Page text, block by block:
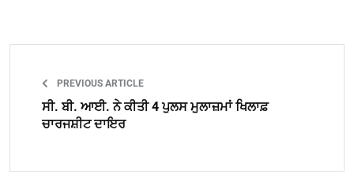
PREVIOUS ARTICLE
ਸੀ. ਬੀ. ਆਈ. ਨੇ ਕੀਤੀ 4 ਪੁਲਸ ਮੁਲਾਜ਼ਮਾਂ ਖਿਲਾਫ਼
ਚਾਰਜਸ਼ੀਟ ਦਾਇਰ